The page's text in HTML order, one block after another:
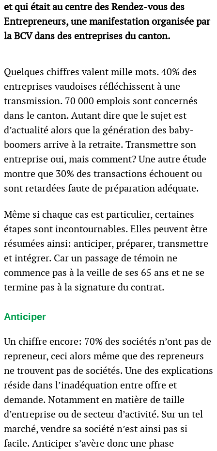
et qui était au centre des Rendez-vous des
Entrepreneurs, une manifestation organisée par
la BCV dans des entreprises du canton.
Quelques chiffres valent mille mots. 40% des
entreprises vaudoises réfléchissent à une
transmission. 70 000 emplois sont concernés
dans le canton. Autant dire que le sujet est
d’actualité alors que la génération des baby-
boomers arrive à la retraite. Transmettre son
entreprise oui, mais comment? Une autre étude
montre que 30% des transactions échouent ou
sont retardées faute de préparation adéquate.
Même si chaque cas est particulier, certaines
étapes sont incontournables. Elles peuvent être
résumées ainsi: anticiper, préparer, transmettre
et intégrer. Car un passage de témoin ne
commence pas à la veille de ses 65 ans et ne se
termine pas à la signature du contrat.
Anticiper
Un chiffre encore: 70% des sociétés n’ont pas de
repreneur, ceci alors même que des repreneurs
ne trouvent pas de sociétés. Une des explications
réside dans l’inadéquation entre offre et
demande. Notamment en matière de taille
d’entreprise ou de secteur d’activité. Sur un tel
marché, vendre sa société n’est ainsi pas si
facile. Anticiper s’avère donc une phase